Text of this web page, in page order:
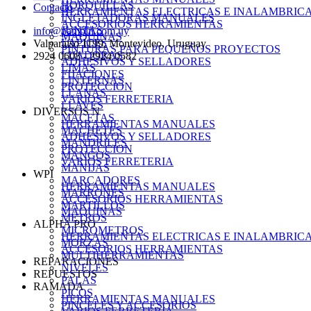
HERRAMIENTAS ELECTRICAS E
ACCESORIOS HERRAMIENTAS
MAQUINAS
PINTURAS PARA PEQUEÑOS PROYECTOS
ADHESIVOS Y SELLADORES
FIJACIONES
PROTECCION
VARIOS FERRETERIA
DIVERSOS N
HERRAMIENTAS MANUALES
ADHESIVOS Y SELLADORES
PROTECCION
VARIOS FERRETERIA
WPI
HERRAMIENTAS MANUALES
ACCESORIOS HERRAMIENTAS
MAQUINAS
ALPHA PRO
HERRAMIENTAS ELECTRICAS E
ACCESORIOS HERRAMIENTAS
REPARACIONES
REPUESTOS
RAMADA
HERRAMIENTAS MANUALES
HORQUILLAS
INGLETADORAS MANUALES
JUNTAS
LAPICES
LIJADORAS
LIMAS
LINTERNAS
LLANAS
LLAVES
MACETAS
MACHETES
MANDRILES
MANGOS
MANIJAS
MARCADORES
MARRONES
MARTILLOS
METROS
MICROMETROS
MORZAS
MULTIHERRAMIENTAS
NIVELES
PALAS
PICOS
PINCELES Y ACCESORIOS
Contacto
info@pampin.com.uy
Valparaiso 1199, Montevideo, Uruguay
2924 0608 - 2924 0582